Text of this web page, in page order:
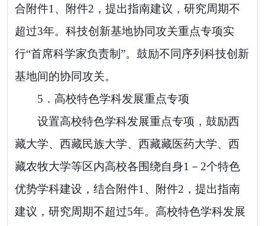
合附件1 、附件2 ， 提出指南建议，研究周期不
超过3年。科技创新基地协同攻关重点专项实
行“首席科学家负责制 ”。鼓励不同序列科技创新
基地间的协同攻关。
5． 高校特色学科发展重点专项
设置高校特色学科发展重点专项， 鼓励西
藏大学、西藏民族大学、西藏藏医药大学、西
藏农牧大学等区内高校各围绕自身1－2个特色
优势学科建设， 结合附件1 、附件2 ， 提出指南
建议，研究周期不超过5年。高校特色学科发展